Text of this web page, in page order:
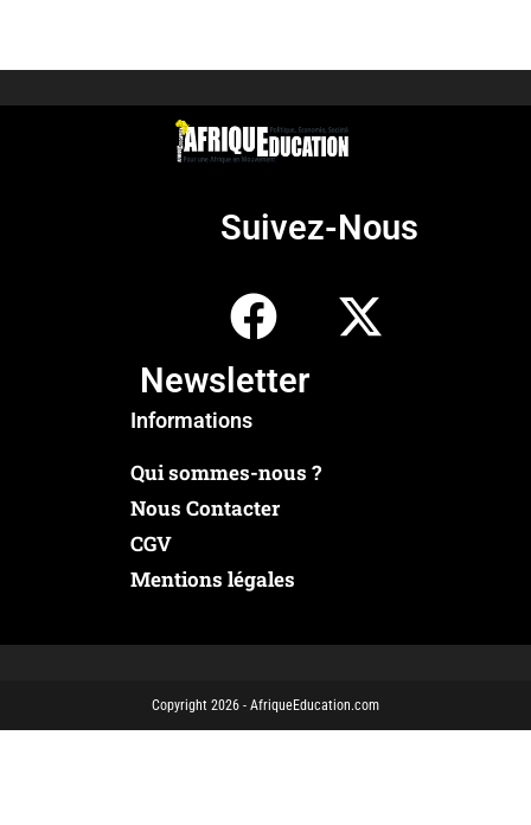
Suivez-Nous
Newsletter
Informations
Qui sommes-nous ?
Nous Contacter
CGV
Mentions légales
Copyright 2026 - AfriqueEducation.com